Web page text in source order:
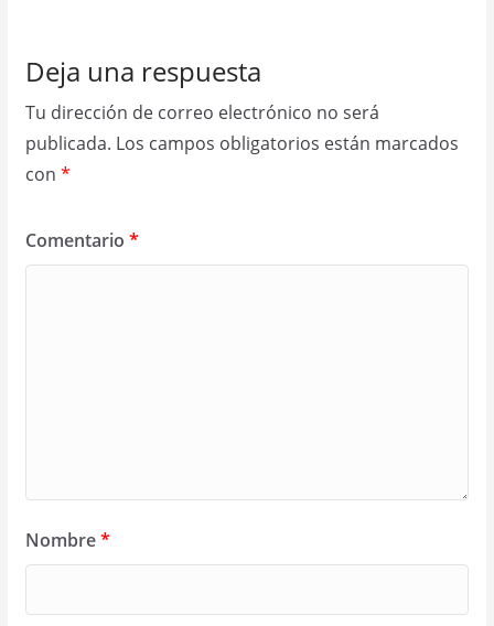
Deja una respuesta
Tu dirección de correo electrónico no será
publicada. Los campos obligatorios están marcados
con *
Comentario *
Nombre*